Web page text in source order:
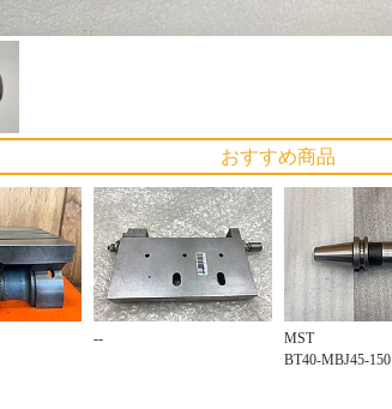
おすすめ商品
--
MST
BT40-MBJ45-150